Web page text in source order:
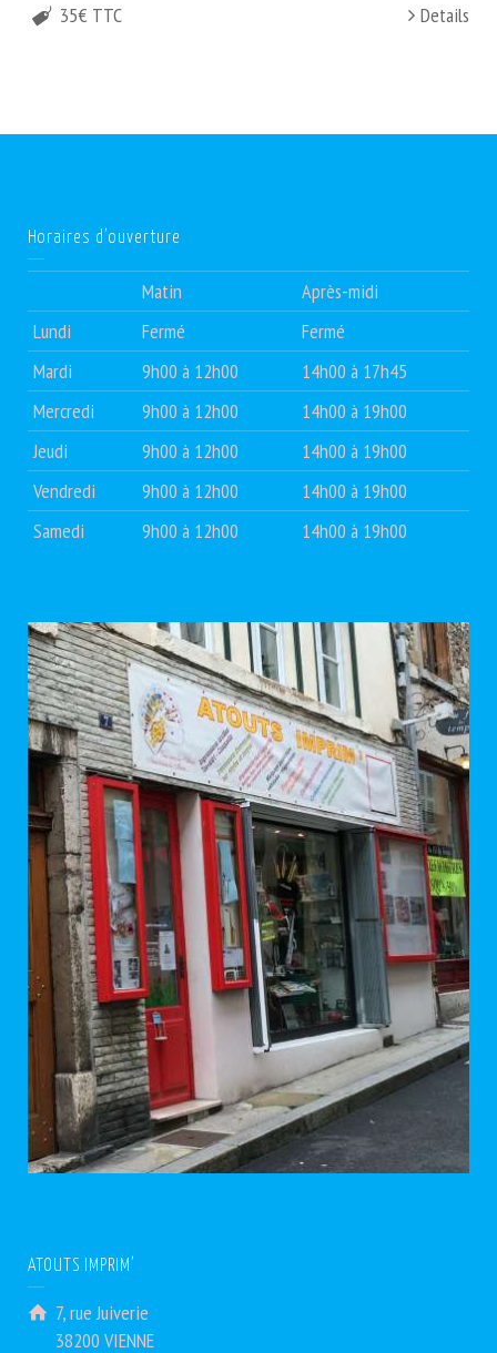
35€ TTC
Details
Horaires d’ouverture
Matin
Après-midi
Lundi
Fermé
Fermé
Mardi
9h00 à 12h00
14h00 à 17h45
Mercredi
9h00 à 12h00
14h00 à 19h00
Jeudi
9h00 à 12h00
14h00 à 19h00
Vendredi
9h00 à 12h00
14h00 à 19h00
Samedi
9h00 à 12h00 14h00 à 19h00
ATOUTS IMPRIM’
7, rue Juiverie
38200 VIENNE